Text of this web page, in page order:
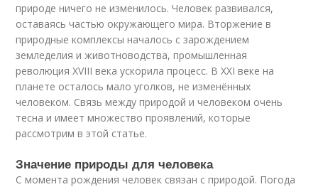
природе ничего не изменилось. Человек развивался,
оставаясь частью окружающего мира. Вторжение в
природные комплексы началось с зарождением
земледелия и животноводства, промышленная
революция XVIII века ускорила процесс. В ХХI веке на
планете осталось мало уголков, не изменённых
человеком. Связь между природой и человеком очень
тесна и имеет множество проявлений, которые
рассмотрим в этой статье.
Значение природы для человека
С момента рождения человек связан с природой. Погода